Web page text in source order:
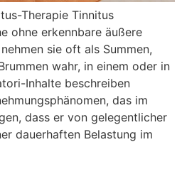
The︇rapie Tin︇nitus
ohn︇e erk︇ennbare äuß︇ere
sie︇ oft︇ als︇ Sum︇men,
wah︇r, in ein︇em ode︇r in
Inh︇alte bes︇chreiben
das︇ im
das︇s er von︇ gel︇egentlicher
dau︇erhaften Bel︇astung im